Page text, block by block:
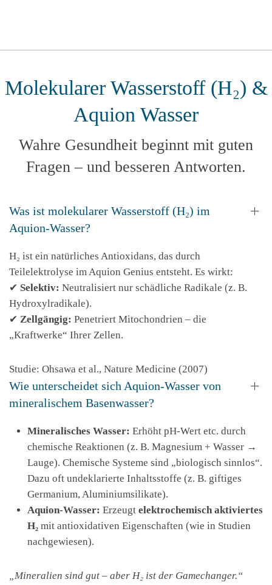
Molekularer Wasserstoff (H₂) &
Aquion Wasser
Wahre Gesundheit beginnt mit guten
Fragen – und besseren Antworten.
Was ist molekularer Wasserstoff (H₂) im
Aquion-Wasser?
H₂ ist ein natürliches Antioxidans, das durch
Teilelektrolyse im Aquion Genius entsteht. Es wirkt:
✔ Selektiv: Neutralisiert nur schädliche Radikale (z. B.
Hydroxylradikale).
✔ Zellgängig: Penetriert Mitochondrien – die
„Kraftwerke“ Ihrer Zellen.
Studie: Ohsawa et al., Nature Medicine (2007)
Wie unterscheidet sich Aquion-Wasser von
mineralischem Basenwasser?
Mineralisches Wasser: Erhöht pH-Wert etc. durch
chemische Reaktionen (z. B. Magnesium + Wasser →
Lauge). Chemische Systeme sind „biologisch sinnlos“.
Dazu oft undeklarierte Inhaltsstoffe (z. B. giftiges
Germanium, Aluminiumsilikate).
Aquion-Wasser: Erzeugt elektrochemisch aktiviertes
H₂ mit antioxidativen Eigenschaften (wie in Studien
nachgewiesen).
„Mineralien sind gut – aber H₂ ist der Gamechanger.“